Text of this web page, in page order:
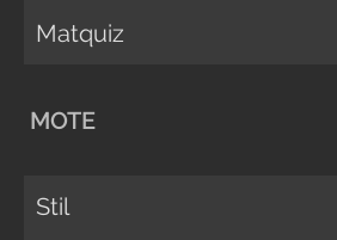
Matquiz
MOTE
Stil